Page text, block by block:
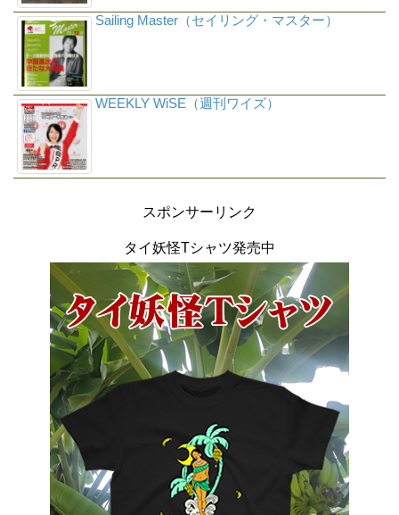
Sailing Master（セイリング・マスター）
WEEKLY WiSE（週刊ワイズ）
スポンサーリンク
タイ妖怪Tシャツ発売中